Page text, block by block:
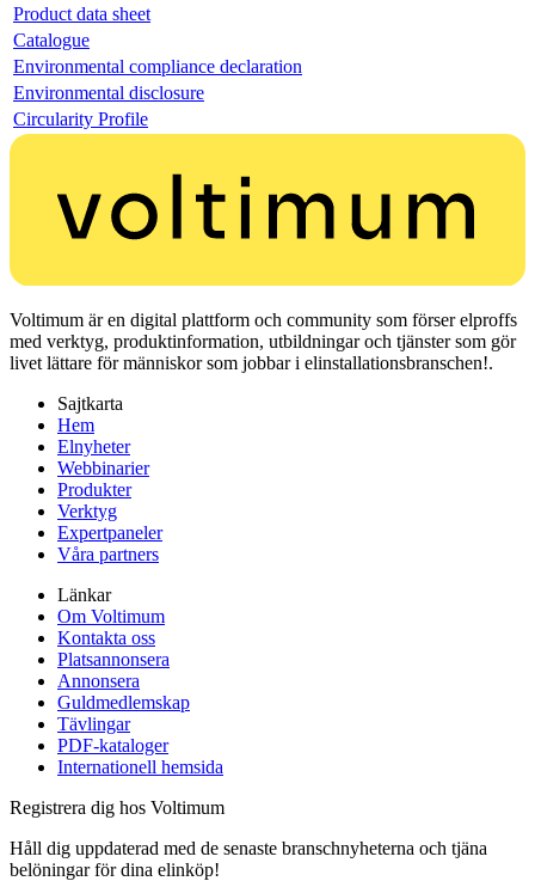
Product data sheet
Catalogue
Environmental compliance declaration
Environmental disclosure
Circularity Profile
Voltimum är en digital plattform och community som förser elproffs
med verktyg, produktinformation, utbildningar och tjänster som gör
livet lättare för människor som jobbar i elinstallationsbranschen!.
Sajtkarta
Hem
Elnyheter
Webbinarier
Produkter
Verktyg
Expertpaneler
Våra partners
Länkar
Om Voltimum
Kontakta oss
Platsannonsera
Annonsera
Guldmedlemskap
Tävlingar
PDF-kataloger
Internationell hemsida
Registrera dig hos Voltimum
Håll dig uppdaterad med de senaste branschnyheterna och tjäna
belöningar för dina elinköp!